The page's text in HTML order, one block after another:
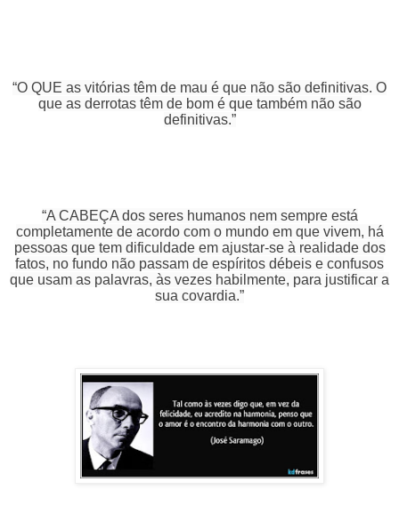
“O QUE as vitórias têm de mau é que não são definitivas. O
que as derrotas têm de bom é que também não são
definitivas.”
“A CABEÇA dos seres humanos nem sempre está
completamente de acordo com o mundo em que vivem, há
pessoas que tem dificuldade em ajustar-se à realidade dos
fatos, no fundo não passam de espíritos débeis e confusos
que usam as palavras, às vezes habilmente, para justificar a
sua covardia.”